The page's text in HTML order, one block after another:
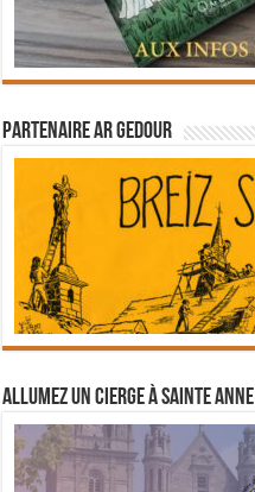
Partenaire Ar Gedour
Allumez un cierge à Sainte Anne